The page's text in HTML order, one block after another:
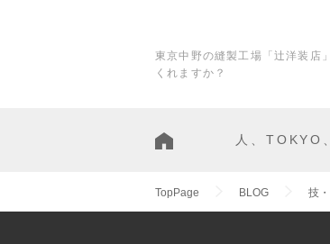
東京中野の縫製工場「辻洋装店
くれますか？
人、TOKYO
TopPage BLOG 技